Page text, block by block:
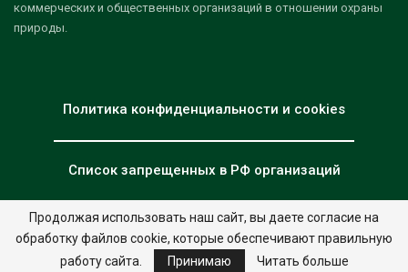
коммерческих и общественных организаций в отношении охраны
природы.
Политика конфиденциальности и cookies
Список запрещенных в РФ организаций
© 2026 - НИА "Экология". Все права защищены. Дизайн:nia.eco
Продолжая использовать наш сайт, вы даете согласие на
обработку файлов cookie, которые обеспечивают правильную
работу сайта.
Принимаю Читать больше